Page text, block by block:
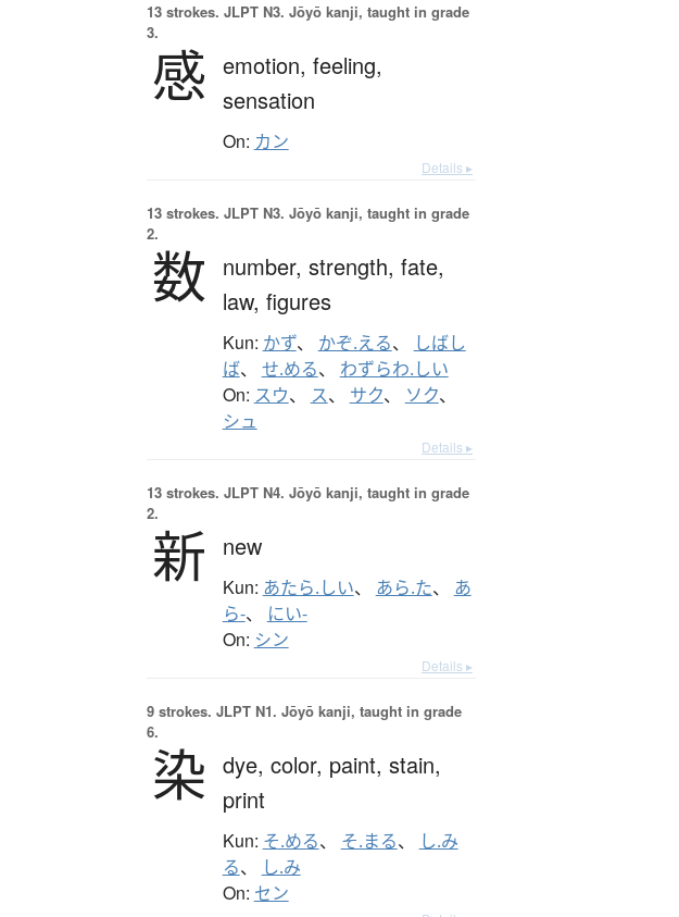
13 strokes. JLPT N3. Jōyō kanji, taught in grade
3.
感 emotion, feeling,
sensation
On: カン
Details ▸
13 strokes. JLPT N3. Jōyō kanji, taught in grade
2.
数 number, strength, fate,
law, figures
Kun: かず、 かぞ.える、
しばし
ば、 せ.める、 わずらわ.しい
On: スウ、 ス、 サク、 ソク、
シュ
Details ▸
13 strokes. JLPT N4. Jōyō kanji, taught in grade
2.
新 new
Kun: あたら.しい、 あら.た、 あ
ら-、 にい-
On: シン
Details ▸
9 strokes. JLPT N1. Jōyō kanji, taught in grade
6.
染 dye, color, paint, stain,
print
Kun: そ.める、 そ.まる、
し.み
る、 し.み
On: セン